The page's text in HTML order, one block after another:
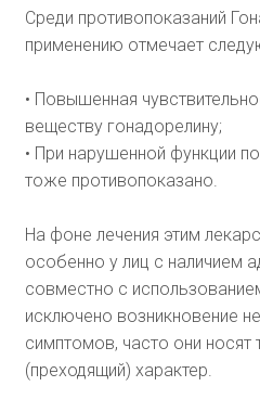
Среди противопоказаний
применению отмечает
• Повышенная
веществу гонадорелину;
• При нарушенной функции
тоже противопоказано.
На фоне лечения этим
особенно у лиц с наличием
совместно с
исключено возникновение
симптомов, часто они носят
(преходящий) характер.